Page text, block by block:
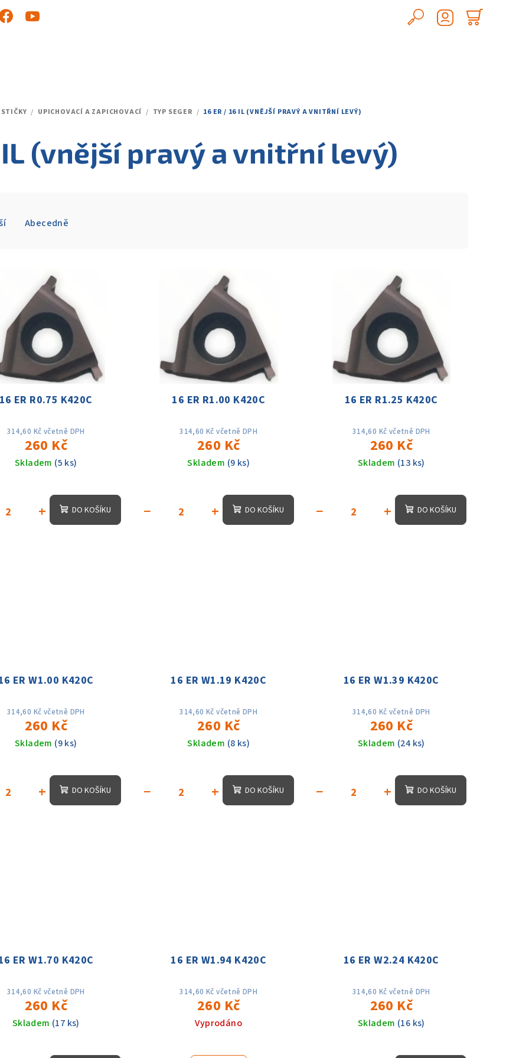
Hledat
/ UPICHOVACÍ A ZAPICHOVACÍ / TYP SEGER / 16 ER / 16 IL (VNĚJŠÍ PRAVÝ A VNITŘNÍ LEVÝ)
IL (vnější pravý a vnitřní levý)
Abecedně
16 ER R0.75 K420C
314,60 Kč včetně DPH
260 Kč
Skladem (5 ks)
+ DO KOŠÍKU
16 ER R1.00 K420C
314,60 Kč včetně DPH
260 Kč
Skladem (9 ks)
+
− DO KOŠÍKU
16 ER R1.25 K420C
314,60 Kč včetně DPH
260 Kč
Skladem (13 ks)
+
− DO KOŠÍKU
ER W1.00 K420C
314,60 Kč včetně DPH
260 Kč
Skladem (9 ks)
+ DO KOŠÍKU
16 ER W1.19 K420C
314,60 Kč včetně DPH
260 Kč
Skladem (8 ks)
+
− DO KOŠÍKU
16 ER W1.39 K420C
314,60 Kč včetně DPH
260 Kč
Skladem (24 ks)
+
− DO KOŠÍKU
ER W1.70 K420C
314,60 Kč včetně DPH
260 Kč
Skladem (17 ks)
16 ER W1.94 K420C
314,60 Kč včetně DPH
260 Kč
Vyprodáno
16 ER W2.24 K420C
314,60 Kč včetně DPH
260 Kč
Skladem (16 ks)